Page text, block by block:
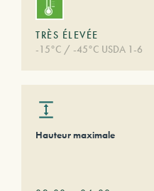
TRÈS ÉLEVÉE
-15°C / -45°C USDA 1-6
Hauteur maximale